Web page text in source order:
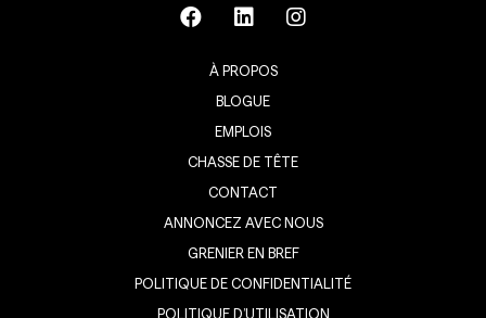
À PROPOS
BLOGUE
EMPLOIS
CHASSE DE TÊTE
CONTACT
ANNONCEZ AVEC NOUS
GRENIER EN BREF
POLITIQUE DE CONFIDENTIALITÉ
POLITIQUE D’UTILISATION